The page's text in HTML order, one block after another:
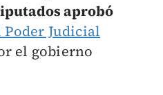
aprobó
Judicial
el gobierno